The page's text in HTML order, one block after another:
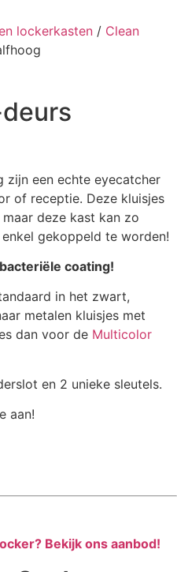
lockerkasten / Clean
een echte eyecatcher
of receptie. Deze kluisjes
deze kast kan zo
gekoppeld te worden!
coating!
in het zwart,
metalen kluisjes met
dan voor de Multicolor
en 2 unieke sleutels.
aan!
Bekijk ons aanbod!